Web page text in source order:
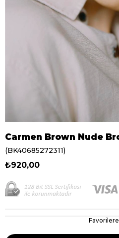
Carmen Brown Nude
(BK40685272311)
₺920,00